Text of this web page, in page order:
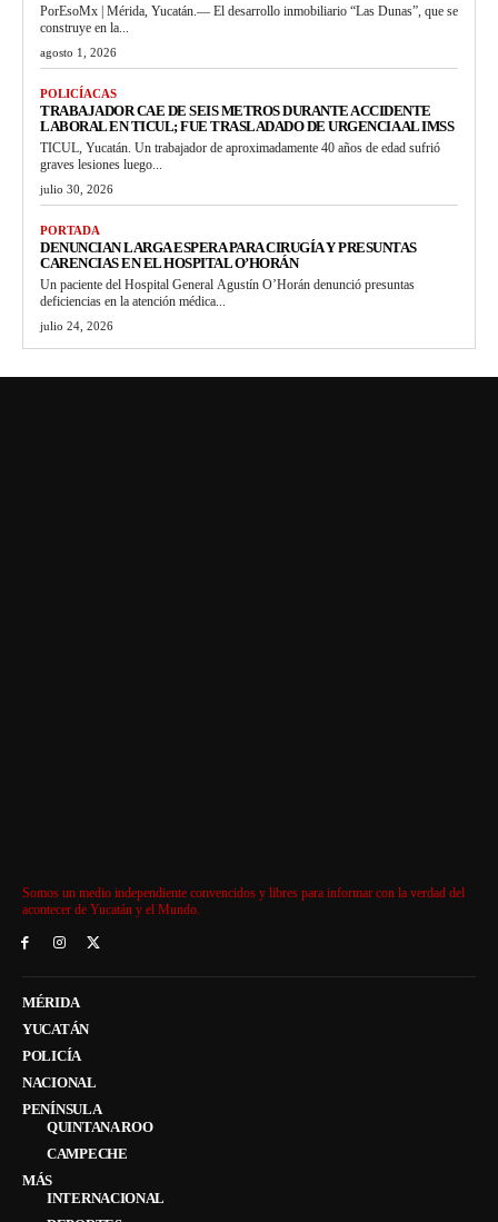
PorEsoMx | Mérida, Yucatán.— El desarrollo inmobiliario “Las Dunas”, que se
construye en la...
agosto 1, 2026
POLICÍACAS
TRABAJADOR CAE DE SEIS METROS DURANTE ACCIDENTE
LABORAL EN TICUL; FUE TRASLADADO DE URGENCIA AL IMSS
TICUL, Yucatán. Un trabajador de aproximadamente 40 años de edad sufrió
graves lesiones luego...
julio 30, 2026
PORTADA
DENUNCIAN LARGA ESPERA PARA CIRUGÍA Y PRESUNTAS
CARENCIAS EN EL HOSPITAL O’HORÁN
Un paciente del Hospital General Agustín O’Horán denunció presuntas
deficiencias en la atención médica...
julio 24, 2026
Somos un medio independiente convencidos y libres para informar con la verdad del
acontecer de Yucatán y el Mundo.
MÉRIDA
YUCATÁN
POLICÍA
NACIONAL
PENÍNSULA
QUINTANA ROO
CAMPECHE
MÁS
INTERNACIONAL